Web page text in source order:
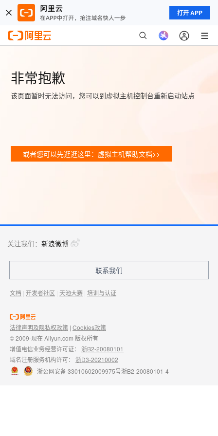
打开 APP
非常抱歉
该页面暂时无法访问，您可以到虚拟主机控制台重新启动站点
或者您可以先逛逛这里：虚拟主机帮助文档>>